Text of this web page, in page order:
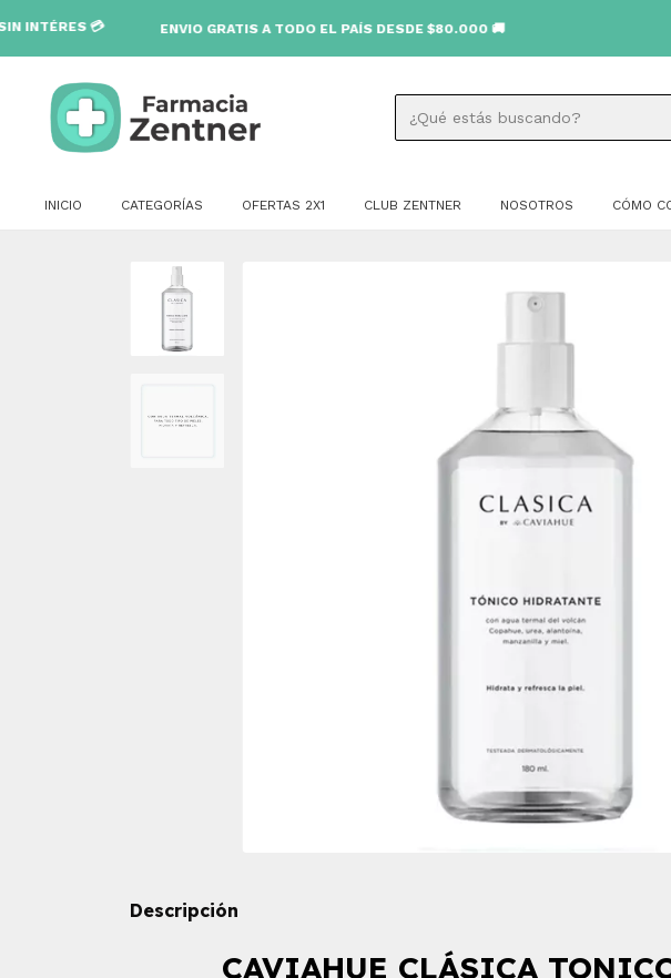
💳 ENVIO GRATIS A TODO EL PAÍS DESDE $80.000 🚚
INICIO CATEGORÍAS OFERTAS 2X1 CLUB ZENTNER NOSOTROS CÓMO
Descripción
CAVIAHUE CLÁSICA